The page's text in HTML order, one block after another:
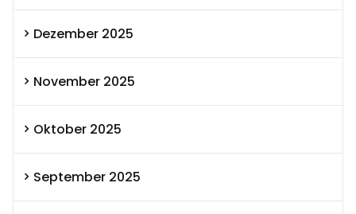
Dezember 2025
November 2025
Oktober 2025
September 2025